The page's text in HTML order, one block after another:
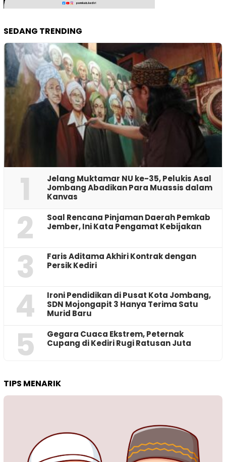
SEDANG TRENDING
1
Jelang Muktamar NU ke-35, Pelukis Asal
Jombang Abadikan Para Muassis dalam
Kanvas
2
‎Soal Rencana Pinjaman Daerah Pemkab
Jember, Ini Kata Pengamat Kebijakan ‎
3
Faris Aditama Akhiri Kontrak dengan
Persik Kediri
4
Ironi Pendidikan di Pusat Kota Jombang,
SDN Mojongapit 3 Hanya Terima Satu
Murid Baru
5
‎Gegara Cuaca Ekstrem, Peternak
Cupang di Kediri Rugi Ratusan Juta
TIPS MENARIK